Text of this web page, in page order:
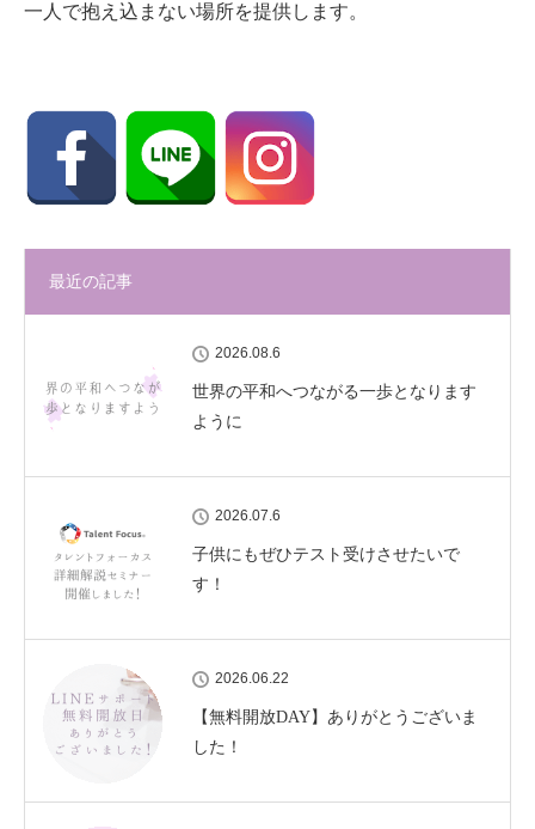
一人で抱え込まない場所を提供します。
最近の記事
2026.08.6
世界の平和へつながる一歩となります
ように
2026.07.6
子供にもぜひテスト受けさせたいで
す！
2026.06.22
【無料開放DAY】ありがとうございま
した！